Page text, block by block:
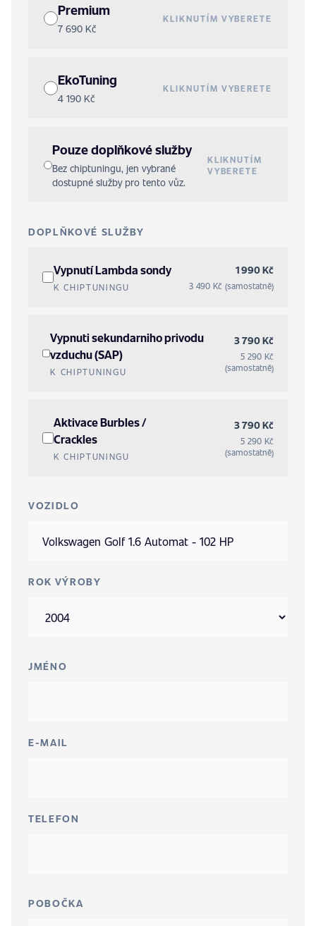
Premium
7 690 Kč
KLIKNUTÍM VYBERETE
EkoTuning
4 190 Kč
KLIKNUTÍM VYBERETE
Pouze doplňkové služby
Bez chiptuningu, jen vybrané
dostupné služby pro tento vůz.
KLIKNUTÍM
VYBERETE
DOPLŇKOVÉ SLUŽBY
Vypnutí Lambda sondy
K CHIPTUNINGU
1 990 Kč
3 490 Kč (samostatně)
Vypnuti sekundarniho privodu
vzduchu (SAP)
K CHIPTUNINGU
3 790 Kč
5 290 Kč
(samostatně)
Aktivace Burbles /
Crackles
K CHIPTUNINGU
3 790 Kč
5 290 Kč
(samostatně)
VOZIDLO
ROK VÝROBY
JMÉNO
E-MAIL
TELEFON
POBOČKA